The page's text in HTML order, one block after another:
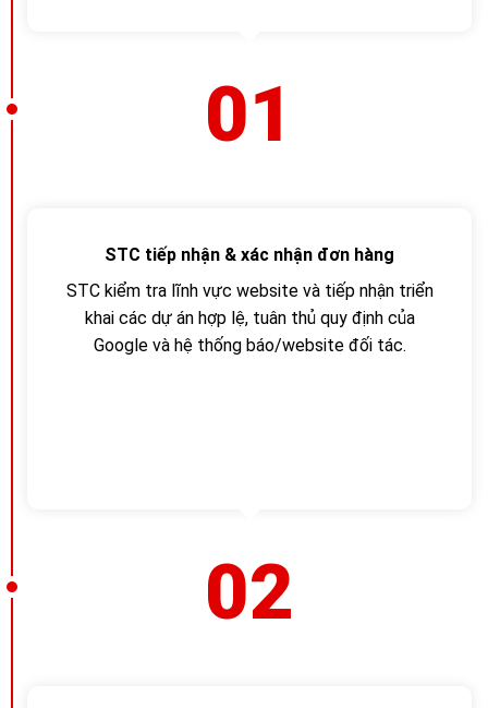
01
STC tiếp nhận & xác nhận đơn hàng
STC kiểm tra lĩnh vực website và tiếp nhận triển
khai các dự án hợp lệ, tuân thủ quy định của
Google và hệ thống báo/website đối tác.
02